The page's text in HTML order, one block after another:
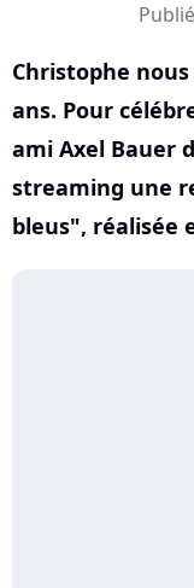
Christophe
ans. Pour
ami Axel Bauer
streaming une
bleus", réalisée